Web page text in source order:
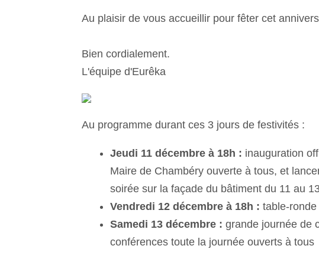
Au plaisir de vous accueillir pour fêter cet
Bien cordialement.
L'équipe d'Eurêka
Au programme durant ces 3 jours de festivités :
Jeudi 11 décembre à 18h : inauguration
Maire de Chambéry ouverte à tous, et
soirée sur la façade du bâtiment du 11 au
Vendredi 12 décembre à 18h : table-
Samedi 13 décembre : grande journée de
conférences toute la journée ouverts à tous